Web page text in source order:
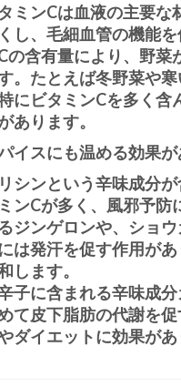
ミンCは血液の主要な
し、毛細血管の機能
の含有量により、野菜
。たとえば冬野菜や
にビタミンCを多く含
あります。
イスにも温める効果が
シンという辛味成分
ンCが多く、風邪予防
ジンゲロンや、ショ
は発汗を促す作用が
します。
子に含まれる辛味成
て皮下脂肪の代謝を促
ダイエットに効果があ